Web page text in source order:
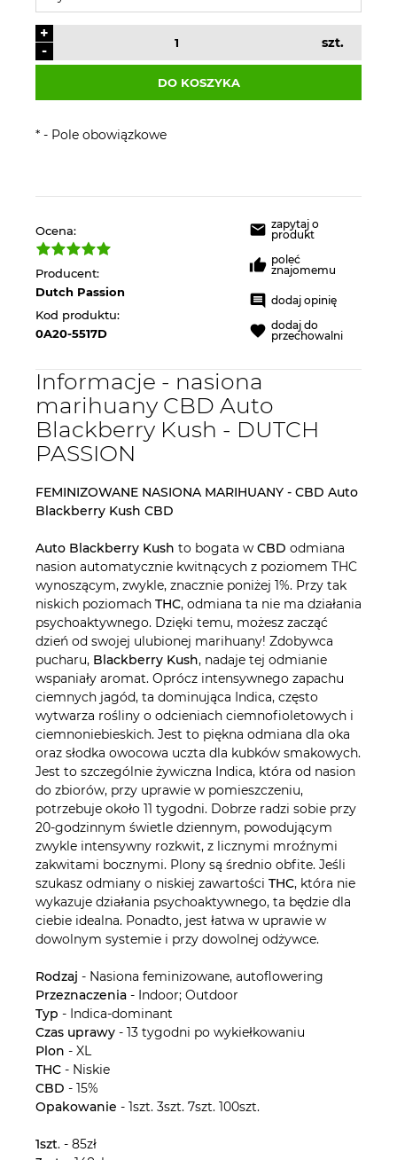
-
+
szt.
DO KOSZYKA
* - Pole obowiązkowe
Ocena:
Producent:
Dutch Passion
Kod produktu:
0A20-5517D
zapytaj o
produkt
poleć
znajomemu
dodaj opinię
dodaj do
przechowalni
Informacje - nasiona
marihuany CBD Auto
Blackberry Kush - DUTCH
PASSION
FEMINIZOWANE NASIONA MARIHUANY - CBD Auto
Blackberry Kush CBD
Auto Blackberry Kush to bogata w CBD odmiana
nasion automatycznie kwitnących z poziomem THC
wynoszącym, zwykle, znacznie poniżej 1%. Przy tak
niskich poziomach THC, odmiana ta nie ma działania
psychoaktywnego. Dzięki temu, możesz zacząć
dzień od swojej ulubionej marihuany! Zdobywca
pucharu, Blackberry Kush, nadaje tej odmianie
wspaniały aromat. Oprócz intensywnego zapachu
ciemnych jagód, ta dominująca Indica, często
wytwarza rośliny o odcieniach ciemnofioletowych i
ciemnoniebieskich. Jest to piękna odmiana dla oka
oraz słodka owocowa uczta dla kubków smakowych.
Jest to szczególnie żywiczna Indica, która od nasion
do zbiorów, przy uprawie w pomieszczeniu,
potrzebuje około 11 tygodni. Dobrze radzi sobie przy
20-godzinnym świetle dziennym, powodującym
zwykle intensywny rozkwit, z licznymi mroźnymi
zakwitami bocznymi. Plony są średnio obfite. Jeśli
szukasz odmiany o niskiej zawartości THC, która nie
wykazuje działania psychoaktywnego, ta będzie dla
ciebie idealna. Ponadto, jest łatwa w uprawie w
dowolnym systemie i przy dowolnej odżywce.
Rodzaj - Nasiona feminizowane, autoflowering
Przeznaczenia - Indoor; Outdoor
Typ - Indica-dominant
Czas uprawy - 13 tygodni po wykiełkowaniu
Plon - XL
THC - Niskie
CBD - 15%
Opakowanie - 1szt. 3szt. 7szt. 100szt.
1szt. - 85zł